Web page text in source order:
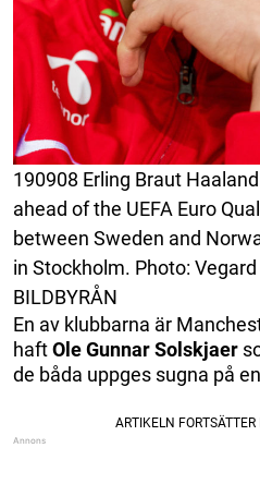
190908 Erling Braut
ahead of the UEFA Euro
between Sweden and
in Stockholm. Photo:
BILDBYRÅN
En av klubbarna är
haftOleGunnarSolskjaer
de båda uppges sugna på